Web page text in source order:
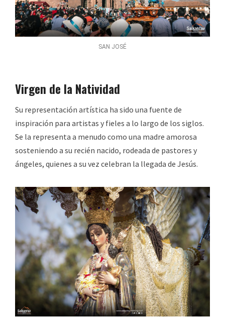
SAN JOSÉ
Virgen de la Natividad
Su representación artística ha sido una fuente de
inspiración para artistas y fieles a lo largo de los siglos.
Se la representa a menudo como una madre amorosa
sosteniendo a su recién nacido, rodeada de pastores y
ángeles, quienes a su vez celebran la llegada de Jesús.